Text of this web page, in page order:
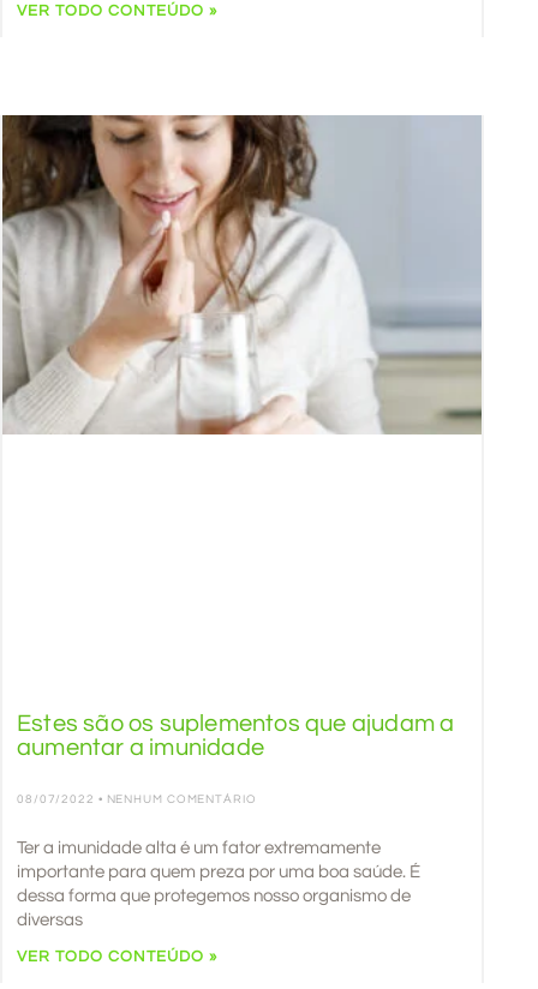
VER TODO CONTEÚDO »
Estes são os suplementos que ajudam a
aumentar a imunidade
08/07/2022 NENHUM COMENTÁRIO
Ter a imunidade alta é um fator extremamente
importante para quem preza por uma boa saúde. É
dessa forma que protegemos nosso organismo de
diversas
VER TODO CONTEÚDO »